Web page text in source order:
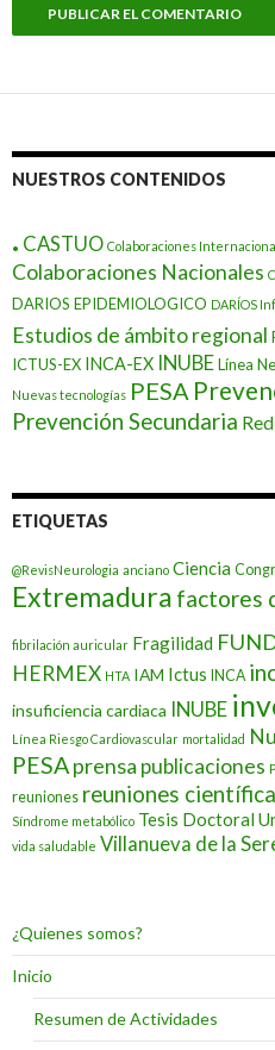
NUESTROS CONTENIDOS
. CASTUO Colaboraciones
Colaboraciones Nacionales
DARIOS EPIDEMIOLOGICO DARÍOS
Estudios de ámbito regional
ICTUS-EX INCA-EX INUBELínea
Nuevas tecnologías PESA
Prevención Secundaria
ETIQUETAS
@RevisNeurologia anciano Ciencia
Extremadura factores
fibrilación auricular Fragilidad
HERMEX HTA IAM Ictus INCA
insuficiencia cardiaca INUBE
Línea Riesgo Cardiovascular mortalidad
PESAprensa publicaciones
reuniones reuniones
Síndrome metabólico Tesis Doctoral
vida saludable Villanueva de la
¿Quienes somos?
Inicio
Resumen de Actividades